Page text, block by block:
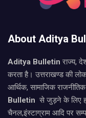
About Aditya
Aditya Bulletinराज्य,
करता है। उत्तराखण्ड की
आर्थिक, सामाजिक राजनीतिक
Bulletin से जुड़ने के लिए
चैनल,इंस्टाग्राम आदि पर